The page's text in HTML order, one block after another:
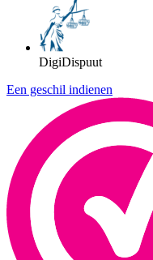
DigiDispuut
Een geschil indienen